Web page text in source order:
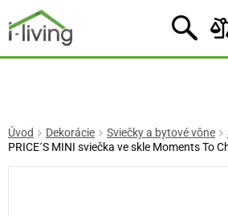
Úvod Dekorácie Sviečky a bytové vône
PRICE´S MINI sviečka ve skle Moments To